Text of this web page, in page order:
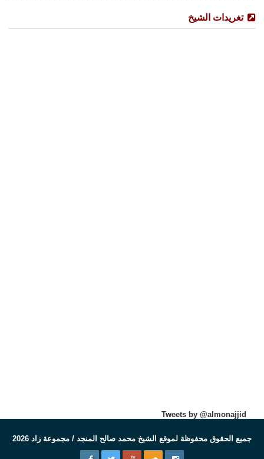
تغريدات الشيخ
Tweets by @almonajjid
جميع الحقوق محفوظة لموقع الشيخ محمد صالح المنجد / مجموعة زاد 2026